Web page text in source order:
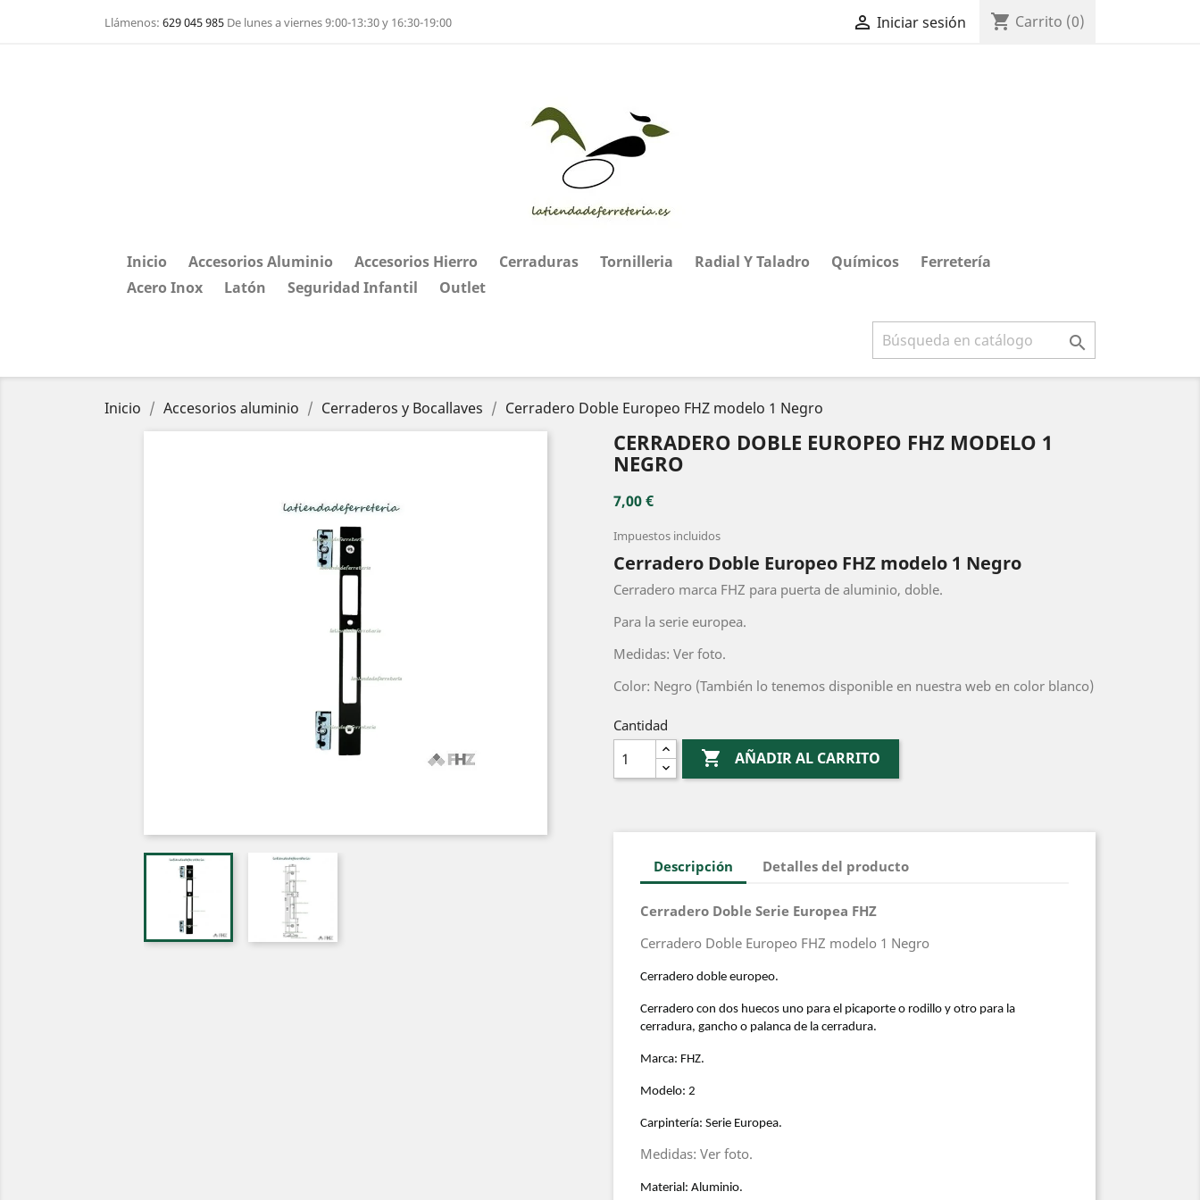
Llámenos: 629 045 985 De lunes a viernes 9:00-13:30 y 16:30-19:00  Iniciar sesión shopping_cart Carrito (0)
Inicio Accesorios Aluminio Accesorios Hierro Cerraduras Tornilleria Radial Y Taladro Químicos
Ferretería
Acero Inox
Latón Seguridad Infantil Outlet

Inicio Accesorios aluminio Cerraderos y Bocallaves Cerradero Doble Europeo FHZ modelo 1 Negro
CERRADERO DOBLE EUROPEO FHZ MODELO 1
NEGRO
7,00 €
Impuestos incluidos
Cerradero Doble Europeo FHZ modelo 1 Negro
Cerradero marca FHZ para puerta de aluminio, doble.
Para la serie europea.
Medidas: Ver foto.
Color: Negro (También lo tenemos disponible en nuestra web en color blanco)
Cantidad
 AÑADIR AL CARRITO
Descripción Detalles del producto
Cerradero Doble Serie Europea FHZ
Cerradero Doble Europeo FHZ modelo 1 Negro
Cerradero doble europeo.
Cerradero con dos huecos uno para el picaporte o rodillo y otro para la
cerradura, gancho o palanca de la cerradura.
Marca: FHZ.
Modelo: 2
Carpintería: Serie Europea.
Medidas: Ver foto.
Material: Aluminio.